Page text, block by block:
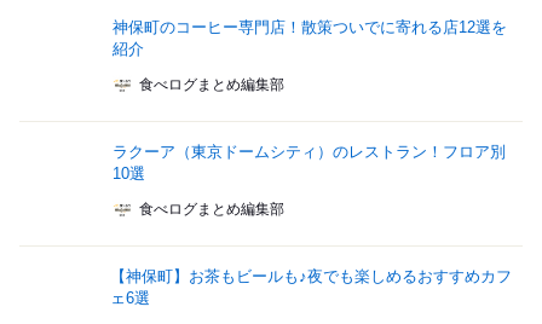
神保町のコーヒー専門店！散策ついでに寄れる店12選を
紹介
食べログまとめ編集部
ラクーア（東京ドームシティ）のレストラン！フロア別
10選
食べログまとめ編集部
【神保町】お茶もビールも♪夜でも楽しめるおすすめカフ
ェ6選